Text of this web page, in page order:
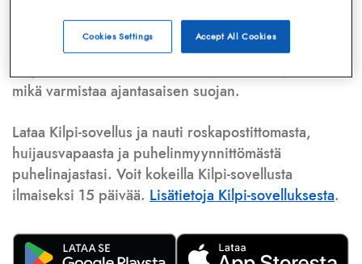
Lisäksi tunnistamme automaattisesti, jos kyseessä on
puhelinhuijarin numero, sähköpostiosoitetai
huijausviesti. Tietokantaamme päivitetään jatkuvasti,
mikä varmistaa ajantasaisen suojan.
Lataa Kilpi-sovellus ja nauti roskapostittomasta,
huijausvapaasta ja puhelinmyynnittömästä
puhelinajastasi. Voit kokeilla Kilpi-sovellusta
ilmaiseksi 15 päivää. Lisätietoja Kilpi-sovelluksesta.
Accept All Cookies
Cookies Settings